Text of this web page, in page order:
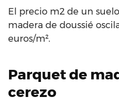
El precio m2 de un
madera de doussié
euros/m².
Parquet de
cerezo